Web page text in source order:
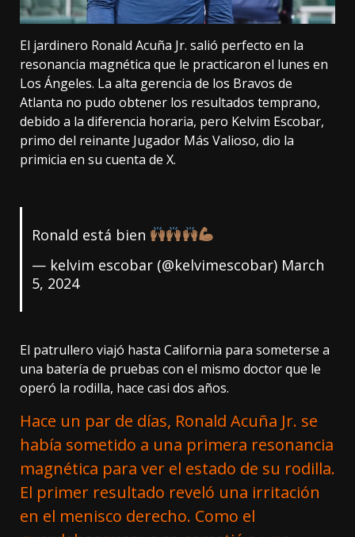
El jardinero Ronald Acuña Jr. salió perfecto en la
resonancia magnética que le practicaron el lunes en
Los Ángeles. La alta gerencia de los Bravos de
Atlanta no pudo obtener los resultados temprano,
debido a la diferencia horaria, pero Kelvim Escobar,
primo del reinante Jugador Más Valioso, dio la
primicia en su cuenta de X.
Ronald está bien
— kelvim escobar (@kelvimescobar) March
5, 2024
El patrullero viajó hasta California para someterse a
una batería de pruebas con el mismo doctor que le
operó la rodilla, hace casi dos años.
Hace un par de días, Ronald Acuña Jr. se
había sometido a una primera resonancia
magnética para ver el estado de su rodilla.
El primer resultado reveló una irritación
en el menisco derecho. Como el